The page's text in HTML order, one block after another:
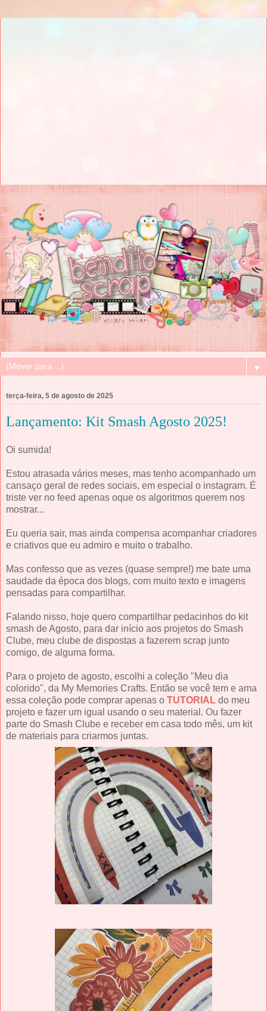
▼
terça-feira, 5 de agosto de 2025
Lançamento: Kit Smash Agosto 2025!
Oi sumida!
Estou atrasada vários meses, mas tenho acompanhado um
cansaço geral de redes sociais, em especial o instagram. É
triste ver no feed apenas oque os algoritmos querem nos
mostrar...
Eu queria sair, mas ainda compensa acompanhar criadores
e criativos que eu admiro e muito o trabalho.
Mas confesso que as vezes (quase sempre!) me bate uma
saudade da época dos blogs, com muito texto e imagens
pensadas para compartilhar.
Falando nisso, hoje quero compartilhar pedacinhos do kit
smash de Agosto, para dar início aos projetos do Smash
Clube, meu clube de dispostas a fazerem scrap junto
comigo, de alguma forma.
Para o projeto de agosto, escolhi a coleção "Meu dia
colorido", da My Memories Crafts. Então se você tem e ama
essa coleção pode comprar apenas o TUTORIAL do meu
projeto e fazer um igual usando o seu material. Ou fazer
parte do Smash Clube e receber em casa todo mês, um kit
de materiais para criarmos juntas.